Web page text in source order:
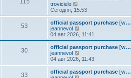
у
с
о
б
щ
е
н
и
н
е
с
о
щ
е
о
с
л
д
н
е
у
с
о
115
trovicielo
е
р
е
й
т
и
п
о
с
е
Сегодня, 15:53
53
official passport purchase [w…
jeannevol
е
р
е
й
т
п
04 авг 2026, 11:41
30
official passport purchase [w…
jeannevol
е
р
е
й
04 авг 2026, 11:43
33
official passport purchase [w…